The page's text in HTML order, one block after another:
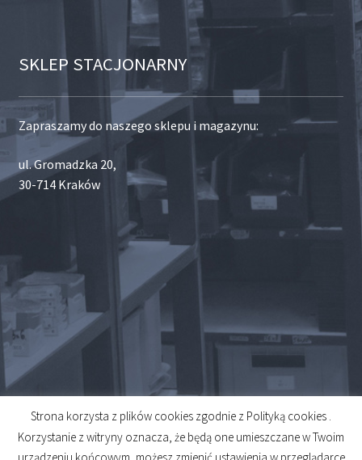
SKLEP STACJONARNY
Zapraszamy do naszego sklepu i magazynu:
ul. Gromadzka 20,
30-714 Kraków
© 2026
Created byMidero
Strona korzysta z plików cookies zgodnie z Polityką cookies .
Korzystanie z witryny oznacza, że będą one umieszczane w Twoim